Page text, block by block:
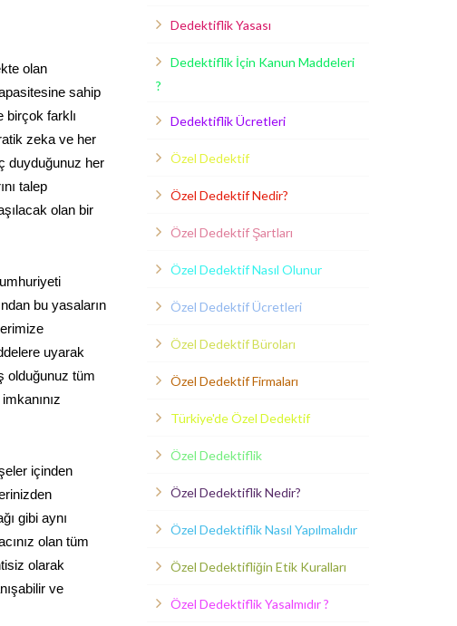
olan
sahip
birçok farklı
zeka ve her
duyduğunuz her
talep
olan bir
bu yasaların
uyarak
olduğunuz tüm
içinden
gibi aynı
olan tüm
olarak
ve
Dedektiflik Yasası
Dedektiflik İçin Kanun Maddeleri
?
Dedektiflik Ücretleri
Özel Dedektif
Özel Dedektif Nedir?
Özel Dedektif Şartları
Özel Dedektif Nasıl Olunur
Özel Dedektif Ücretleri
Özel Dedektif Büroları
Özel Dedektif Firmaları
Türkiye'de Özel Dedektif
Özel Dedektiflik
Özel Dedektiflik Nedir?
Özel Dedektiflik Nasıl Yapılmalıdır
Özel Dedektifliğin Etik Kuralları
Özel Dedektiflik Yasalmıdır ?